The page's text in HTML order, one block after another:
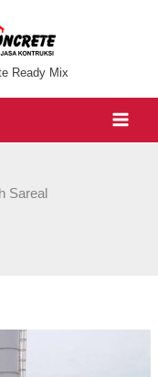
Ready Mix
Sareal